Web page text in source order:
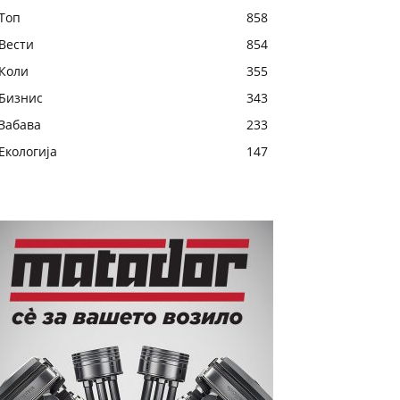
858
Вести
854
Коли
355
Бизнис
343
233
Екологија
147